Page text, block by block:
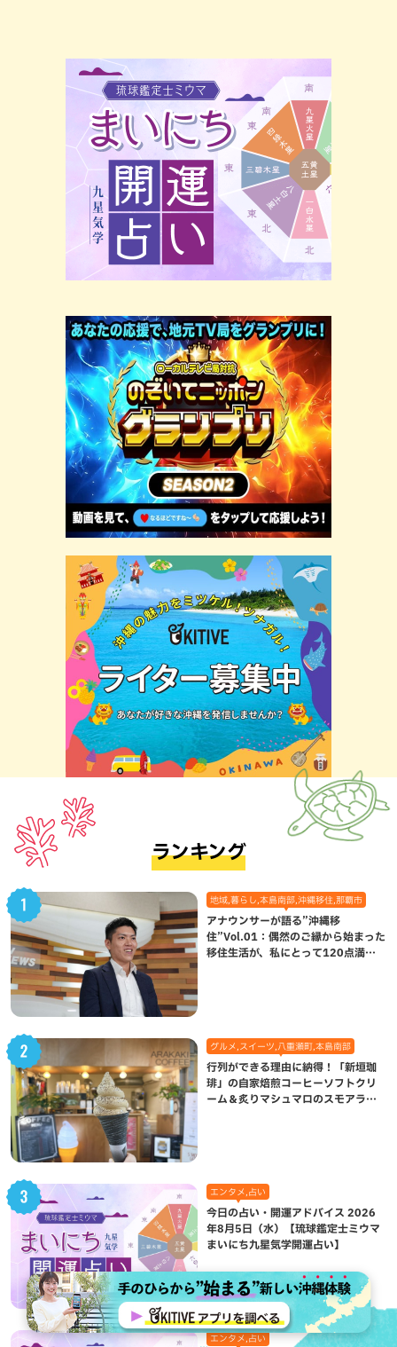
ランキング
地域,暮らし,本島南部,沖縄移住,那覇市
アナウンサーが語る”沖縄移
住”Vol.01：偶然のご縁から始まった
移住生活が、私にとって120点満点
グルメ,スイーツ,八重瀬町,本島南部
行列ができる理由に納得！「新垣珈
琲」の自家焙煎コーヒーソフトクリ
ーム＆炙りマシュマロのスモアラテ
エンタメ,占い
今日の占い・開運アドバイス 2026
年8月5日（水）【琉球鑑定士ミウマ
まいにち九星気学開運占い】
エンタメ,占い